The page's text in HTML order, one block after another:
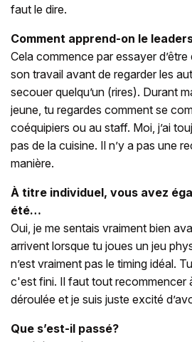
faut le dire.
Comment apprend-on le
Cela commence par essayer
son travail avant de regarder les
secouer quelqu’un (rires). Durant
jeune, tu regardes comment se
coéquipiers ou au staff. Moi, j’ai
pas de la cuisine. Il n’y a pas une
manière.
À titre individuel, vous avez
été…
Oui, je me sentais vraiment bien
arrivent lorsque tu joues un jeu
n’est vraiment pas le timing idéal.
c'est fini. Il faut tout recommencer
déroulée et je suis juste excité
Que s’est-il passé?